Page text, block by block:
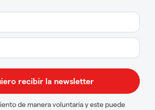
de manera voluntaria y este puede